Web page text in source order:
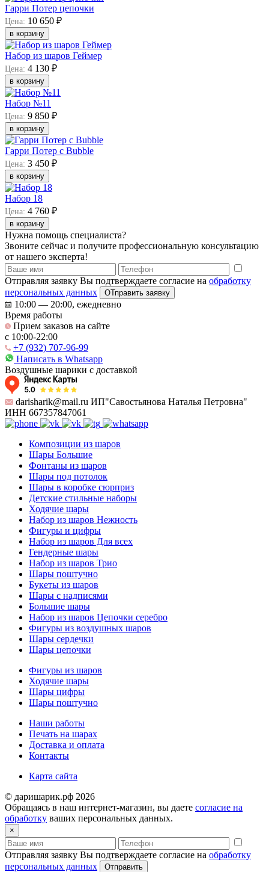
Гарри Потер цепочки
Цена: 10 650 ₽
в корзину
Набор из шаров Геймер
Цена: 4 130 ₽
в корзину
Набор №11
Цена: 9 850 ₽
в корзину
Гарри Потер с Bubble
Цена: 3 450 ₽
в корзину
Набор 18
Цена: 4 760 ₽
в корзину
Нужна помощь специалиста?
Звоните сейчас и получите профессиональную консультацию
от нашего эксперта!
Отправляя заявку Вы подтверждаете согласие на обработку
персональных данных
ОТправить заявку
10:00 — 20:00, ежедневно
Время работы
Прием заказов на сайте
c 10:00-22:00
+7 (932) 707-96-99
Написать в Whatsapp
Воздушные шарики с доставкой
darisharik@mail.ru ИП"Савостьянова Наталья Петровна"
ИНН 667357847061
Композиции из шаров
Шары Большие
Фонтаны из шаров
Шары под потолок
Шары в коробке сюрприз
Детские стильные наборы
Ходячие шары
Набор из шаров Нежность
Фигуры и цифры
Набор из шаров Для всех
Гендерные шары
Набор из шаров Трио
Шары поштучно
Букеты из шаров
Шары с надписями
Большие шары
Набор из шаров Цепочки серебро
Фигуры из воздушных шаров
Шары сердечки
Шары цепочки
Фигуры из шаров
Ходячие шары
Шары цифры
Шары поштучно
Наши работы
Печать на шарах
Доставка и оплата
Контакты
Карта сайта
© даришарик.рф 2026
Обращаясь в наш интернет-магазин, вы даете согласие на
обработку ваших персональных данных.
×
Отправляя заявку Вы подтверждаете согласие на обработку
персональных данных
Отправить